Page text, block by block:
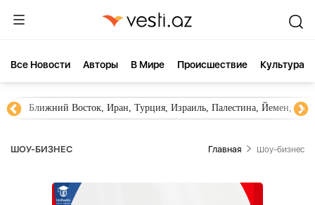
Все Новости Aвторы В Мире Происшествие Культура
Ближний Восток, Иран, Турция, Израиль, Палестина, Йемен,
ШОУ-БИЗНЕС Главная Шоу-бизнес